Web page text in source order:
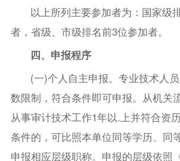
以上所列主要参加者为：国家级
者，省级、市级排名前3位参加者。
四、申报程序
(一)个人自主申报。专业技术人
数限制，符合条件即可申报。从机关
从事审计技术工作1年以.上并符合资
条件的，可比照本单位同等学历、同
申报相应层级职称。申报的层级依照